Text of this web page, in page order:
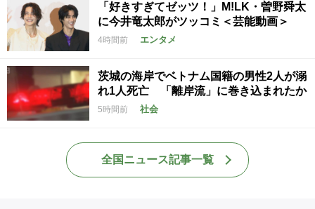
「好きすぎてゼッツ！」M!LK・曽野舜太
に今井竜太郎がツッコミ＜芸能動画＞
4時間前 エンタメ
茨城の海岸でベトナム国籍の男性2人が溺
れ1人死亡 「離岸流」に巻き込まれたか
5時間前 社会
全国ニュース記事一覧